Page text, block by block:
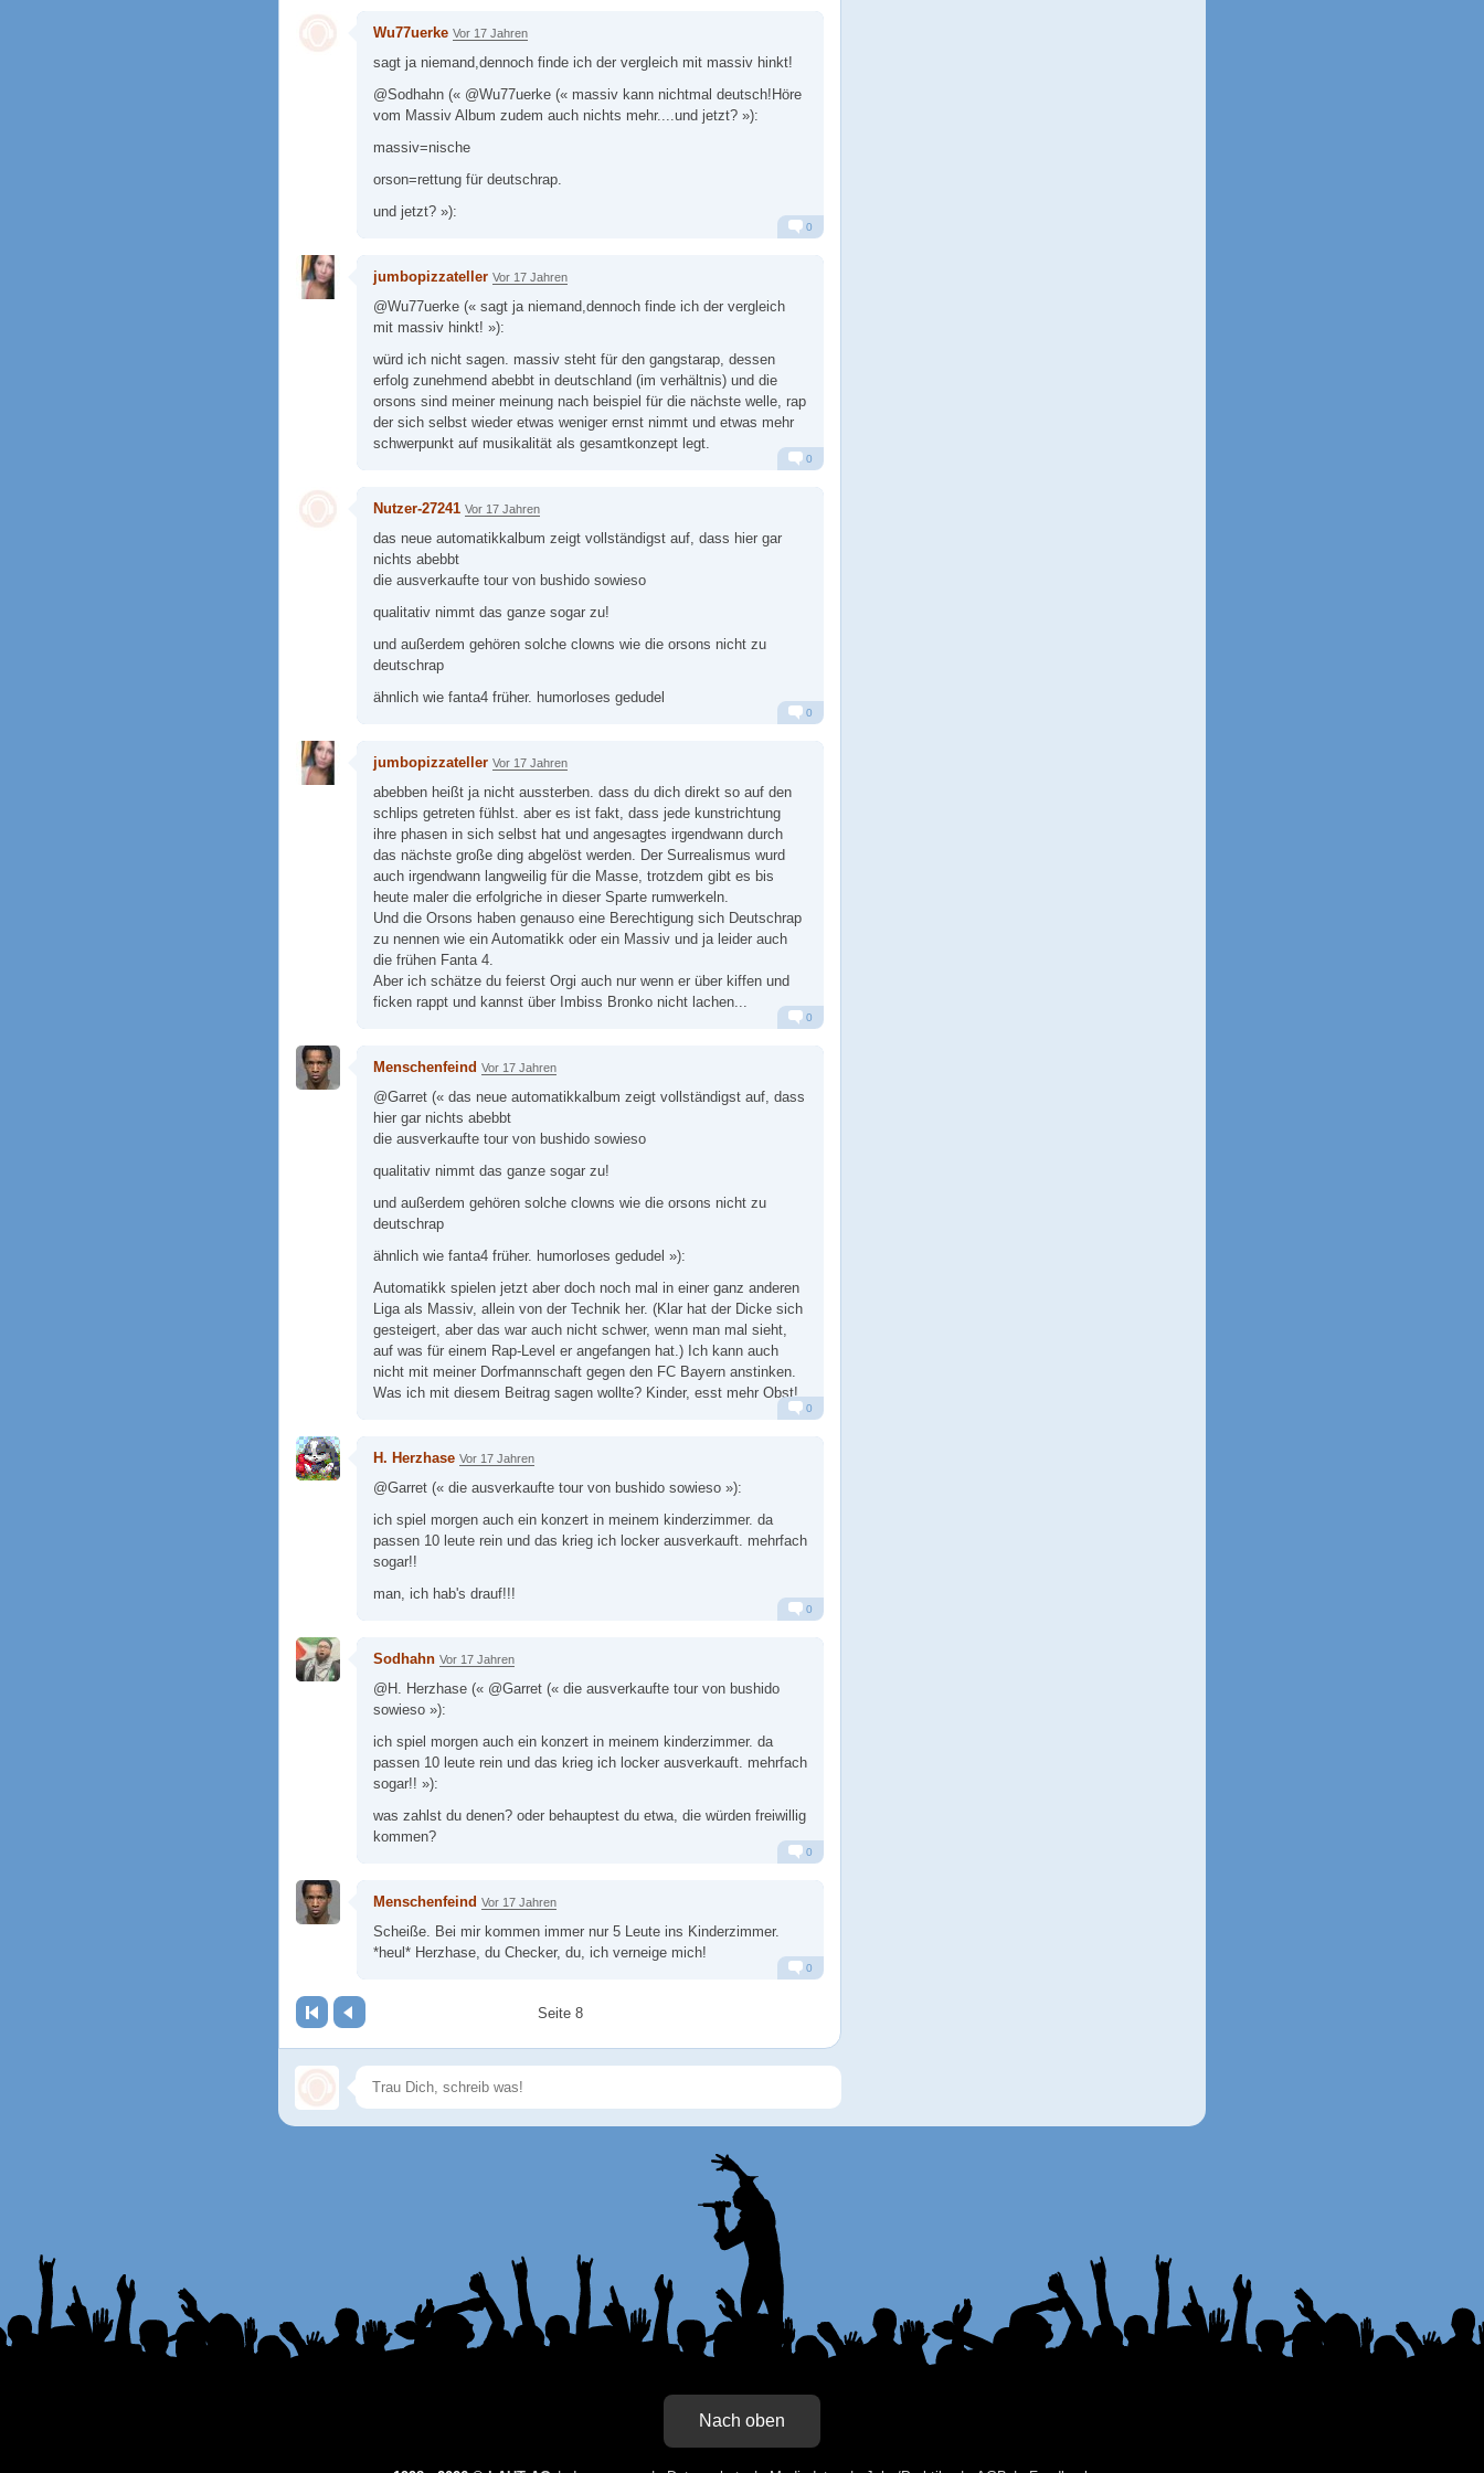
Wu77uerke Vor 17 Jahren
sagt ja niemand,dennoch finde ich der vergleich mit massiv hinkt!
@Sodhahn (« @Wu77uerke (« massiv kann nichtmal deutsch!Höre
vom Massiv Album zudem auch nichts mehr....und jetzt? »):
massiv=nische
orson=rettung für deutschrap.
und jetzt? »):
0
jumbopizzateller Vor 17 Jahren
@Wu77uerke (« sagt ja niemand,dennoch finde ich der vergleich
mit massiv hinkt! »):
würd ich nicht sagen. massiv steht für den gangstarap, dessen
erfolg zunehmend abebbt in deutschland (im verhältnis) und die
orsons sind meiner meinung nach beispiel für die nächste welle, rap
der sich selbst wieder etwas weniger ernst nimmt und etwas mehr
schwerpunkt auf musikalität als gesamtkonzept legt.
0
Nutzer-27241 Vor 17 Jahren
das neue automatikkalbum zeigt vollständigst auf, dass hier gar
nichts abebbt
die ausverkaufte tour von bushido sowieso
qualitativ nimmt das ganze sogar zu!
und außerdem gehören solche clowns wie die orsons nicht zu
deutschrap
ähnlich wie fanta4 früher. humorloses gedudel
0
jumbopizzateller Vor 17 Jahren
abebben heißt ja nicht aussterben. dass du dich direkt so auf den
schlips getreten fühlst. aber es ist fakt, dass jede kunstrichtung
ihre phasen in sich selbst hat und angesagtes irgendwann durch
das nächste große ding abgelöst werden. Der Surrealismus wurd
auch irgendwann langweilig für die Masse, trotzdem gibt es bis
heute maler die erfolgriche in dieser Sparte rumwerkeln.
Und die Orsons haben genauso eine Berechtigung sich Deutschrap
zu nennen wie ein Automatikk oder ein Massiv und ja leider auch
die frühen Fanta 4.
Aber ich schätze du feierst Orgi auch nur wenn er über kiffen und
ficken rappt und kannst über Imbiss Bronko nicht lachen...
0
Menschenfeind Vor 17 Jahren
@Garret (« das neue automatikkalbum zeigt vollständigst auf, dass
hier gar nichts abebbt
die ausverkaufte tour von bushido sowieso
qualitativ nimmt das ganze sogar zu!
und außerdem gehören solche clowns wie die orsons nicht zu
deutschrap
ähnlich wie fanta4 früher. humorloses gedudel »):
Automatikk spielen jetzt aber doch noch mal in einer ganz anderen
Liga als Massiv, allein von der Technik her. (Klar hat der Dicke sich
gesteigert, aber das war auch nicht schwer, wenn man mal sieht,
auf was für einem Rap-Level er angefangen hat.) Ich kann auch
nicht mit meiner Dorfmannschaft gegen den FC Bayern anstinken.
Was ich mit diesem Beitrag sagen wollte? Kinder, esst mehr Obst!
0
H. Herzhase Vor 17 Jahren
@Garret (« die ausverkaufte tour von bushido sowieso »):
ich spiel morgen auch ein konzert in meinem kinderzimmer. da
passen 10 leute rein und das krieg ich locker ausverkauft. mehrfach
sogar!!
man, ich hab's drauf!!!
0
Sodhahn Vor 17 Jahren
@H. Herzhase (« @Garret (« die ausverkaufte tour von bushido
sowieso »):
ich spiel morgen auch ein konzert in meinem kinderzimmer. da
passen 10 leute rein und das krieg ich locker ausverkauft. mehrfach
sogar!! »):
was zahlst du denen? oder behauptest du etwa, die würden freiwillig
kommen?
0
Menschenfeind Vor 17 Jahren
Scheiße. Bei mir kommen immer nur 5 Leute ins Kinderzimmer.
*heul* Herzhase, du Checker, du, ich verneige mich!
0
Seite 8
Speichern
Nach oben